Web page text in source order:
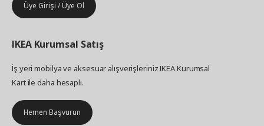
Üye Girişi / Üye Ol
IKEA Kurumsal Satış
İş yeri mobilya ve aksesuar alışverişleriniz IKEA Kurumsal
Kart ile daha hesaplı.
Hemen Başvurun